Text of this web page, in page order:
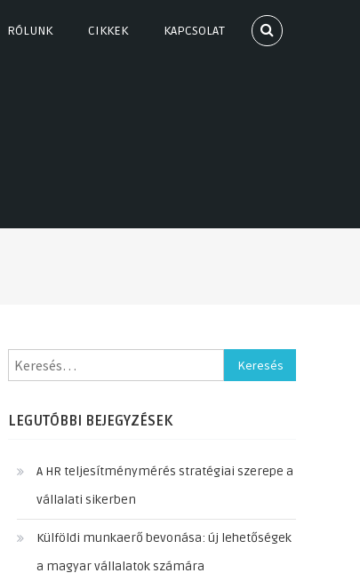
RÓLUNK CIKKEK KAPCSOLAT
Keresés:
LEGUTÓBBI BEJEGYZÉSEK
A HR teljesítménymérés stratégiai szerepe a
vállalati sikerben
Külföldi munkaerő bevonása: új lehetőségek
a magyar vállalatok számára